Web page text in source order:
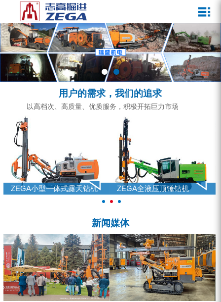
企业文化
发展历程
资质荣誉
宣传视频
公司新闻
行业动态
ZEGA一体式潜孔钻机
ZEGA地下掘进台车
ZEGA小型一体式露天钻机
ZEGA全液压顶锤钻机
锚固钻机系列
FY水井钻车系列
水井专用螺杆空压机
雾炮机
洗轮机
服务介绍
服务中心
营销网络
用户的需求，我们的追求
以高档次、高质量、优质服务，积极开拓巨力市场
全液压顶锤钻机 ZEGA水井钻机
新闻媒体